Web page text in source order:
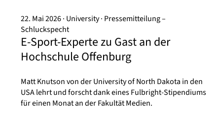
22. Mai 2026 University Pressemitteilung –
Schluckspecht
E-Sport-Experte zu Gast an der
Hochschule Offenburg
Matt Knutson von der University of North Dakota in den
USA lehrt und forscht dank eines Fulbright-Stipendiums
für einen Monat an der Fakultät Medien.